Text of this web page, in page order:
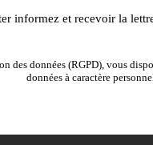
informez et recevoir la
données (RGPD), vous
données à caractère